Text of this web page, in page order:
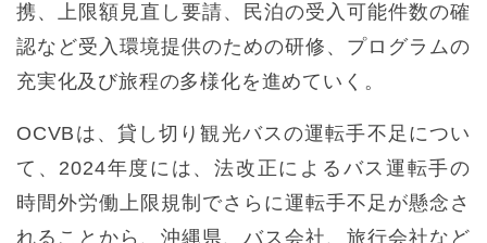
携、上限額見直し要請、民泊の受入可能件数の確
認など受入環境提供のための研修、プログラムの
充実化及び旅程の多様化を進めていく。
OCVBは、貸し切り観光バスの運転手不足につい
て、2024年度には、法改正によるバス運転手の
時間外労働上限規制でさらに運転手不足が懸念さ
れることから、沖縄県、バス会社、旅行会社など